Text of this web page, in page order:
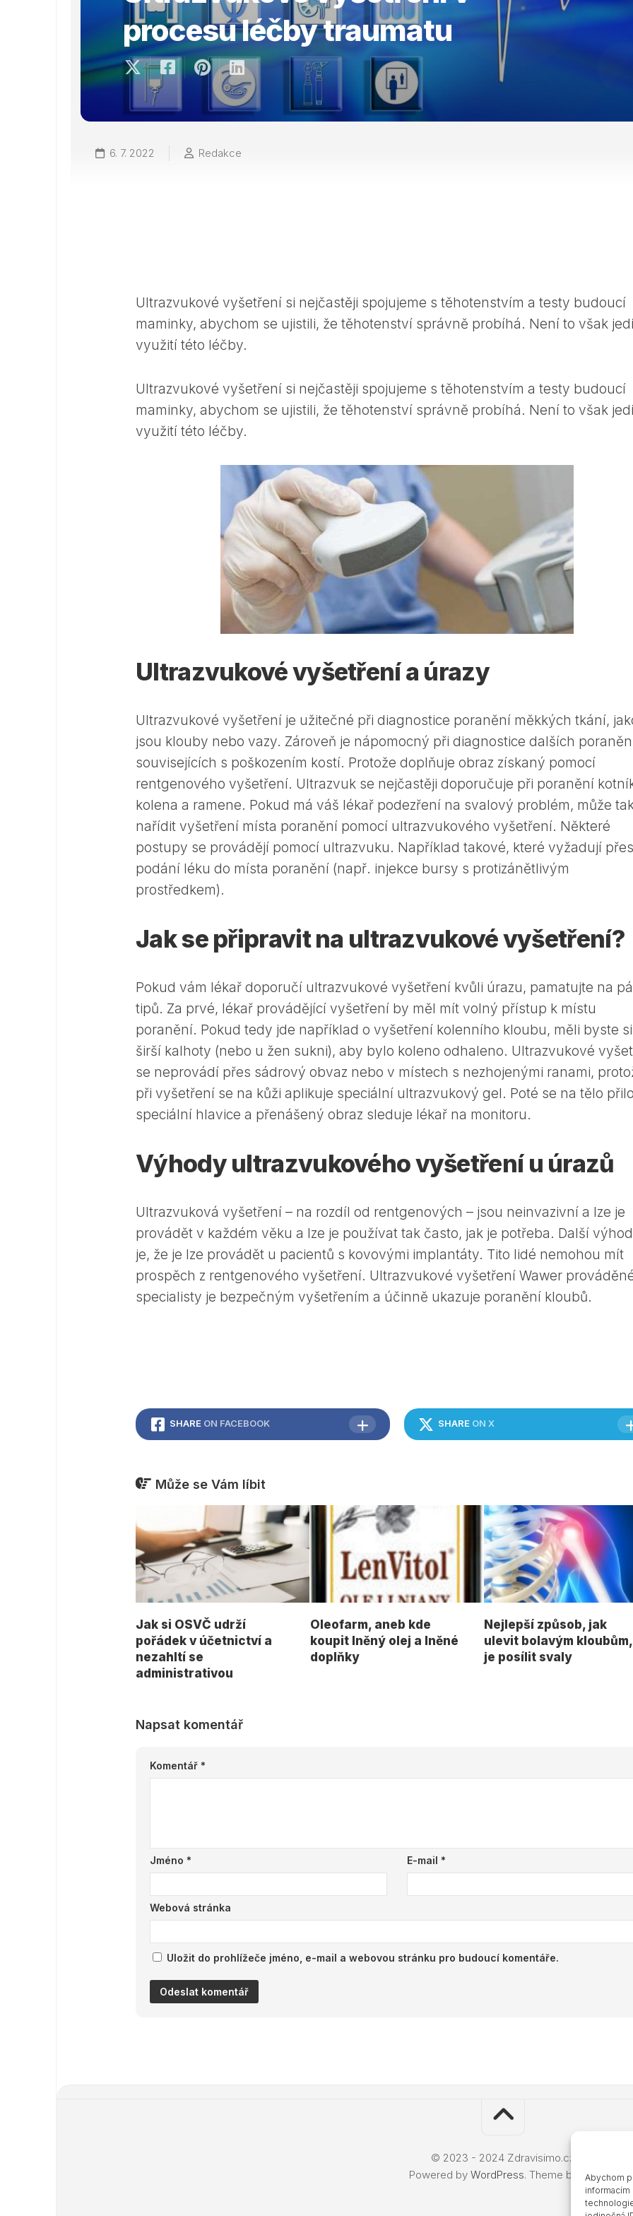
Abychom
procesu léčby traumatu
6. 7. 2022 Redakce
Ultrazvukové vyšetření si nejčastěji spojujeme s těhotenstvím a testy budoucí
maminky, abychom se ujistili, že těhotenství správně probíhá. Není to však
využití této léčby.
Ultrazvukové vyšetření si nejčastěji spojujeme s těhotenstvím a testy budoucí
maminky, abychom se ujistili, že těhotenství správně probíhá. Není to však
využití této léčby.
Ultrazvukové vyšetření a úrazy
Ultrazvukové vyšetření je užitečné při diagnostice poranění měkkých tkání,
jsou klouby nebo vazy. Zároveň je nápomocný při diagnostice dalších
souvisejících s poškozením kostí. Protože doplňuje obraz získaný pomocí
rentgenového vyšetření. Ultrazvuk se nejčastěji doporučuje při poranění
kolena a ramene. Pokud má váš lékař podezření na svalový problém, může
nařídit vyšetření místa poranění pomocí ultrazvukového vyšetření. Některé
postupy se provádějí pomocí ultrazvuku. Například takové, které vyžadují
podání léku do místa poranění (např. injekce bursy s protizánětlivým
prostředkem).
Jak se připravit na ultrazvukové vyšetření?
Pokud vám lékař doporučí ultrazvukové vyšetření kvůli úrazu, pamatujte na
tipů. Za prvé, lékař provádějící vyšetření by měl mít volný přístup k místu
poranění. Pokud tedy jde například o vyšetření kolenního kloubu, měli byste
širší kalhoty (nebo u žen sukni), aby bylo koleno odhaleno. Ultrazvukové
se neprovádí přes sádrový obvaz nebo v místech s nezhojenými ranami,
při vyšetření se na kůži aplikuje speciální ultrazvukový gel. Poté se na tělo
speciální hlavice a přenášený obraz sleduje lékař na monitoru.
Výhody ultrazvukového vyšetření u úrazů
Ultrazvuková vyšetření – na rozdíl od rentgenových – jsou neinvazivní a lze je
provádět v každém věku a lze je používat tak často, jak je potřeba. Další
je, že je lze provádět u pacientů s kovovými implantáty. Tito lidé nemohou mít
prospěch z rentgenového vyšetření. Ultrazvukové vyšetření Wawer
specialisty je bezpečným vyšetřením a účinně ukazuje poranění kloubů.
SHARE ON FACEBOOK SHARE ON X
Může se Vám líbit
Jak si OSVČ udrží
pořádek v účetnictví a
nezahltí se
administrativou
Oleofarm, aneb kde
koupit lněný olej a lněné
doplňky
Nejlepší způsob, jak
ulevit bolavým kloubům,
je posílit svaly
Napsat komentář
Komentář *
Jméno * E-mail *
Webová stránka
Uložit do prohlížeče jméno, e-mail a webovou stránku pro budoucí komentáře.
© 2023 - 2024 Zdravisimo.cz
Powered by WordPress. Theme by Alx.